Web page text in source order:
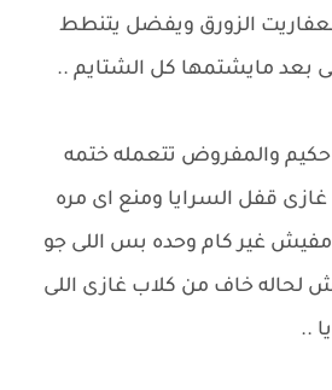
الزورق ويفضل يتنطط
مايشتمها كل الشتايم ..
حكيم والمفروض تتعمله ختمه
قفل السرايا ومنع اى مره
مفيش غير كام وحده بس اللى جو
لحاله خاف من كلاب غازى اللى
..